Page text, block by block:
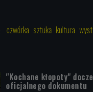
czwórka sztuka kultura
"Kochane kłopoty"
oficjalnego dokumentu